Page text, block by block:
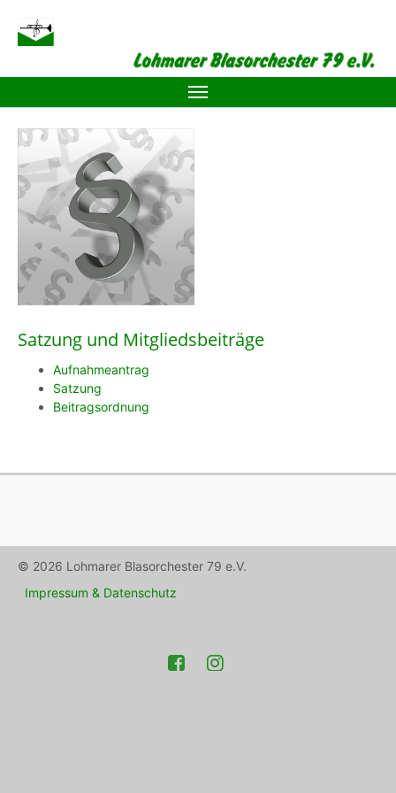
Satzung und Mitgliedsbeiträge
Aufnahmeantrag
Satzung
Beitragsordnung
© 2026 Lohmarer Blasorchester 79 e.V.
Impressum & Datenschutz
Facebook